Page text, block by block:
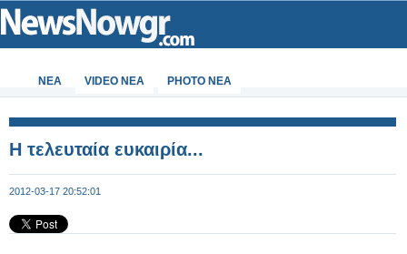
ΝΕΑ VIDEO NEA PHOTO NEA
Η τελευταία ευκαιρία...
2012-03-17 20:52:01